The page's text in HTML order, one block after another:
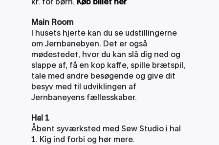
Main Room
I husets hjerte kan du se udstillingerne
om Jernbanebyen. Det er også
mødestedet, hvor du kan slå dig ned og
slappe af, få en kop kaffe, spille brætspil,
tale med andre besøgende og give dit
besyv med til udviklingen af
Jernbaneyens fællesskaber.
Hal 1
Åbent syværksted med Sew Studio i hal
1. Kig ind forbi og hør mere.